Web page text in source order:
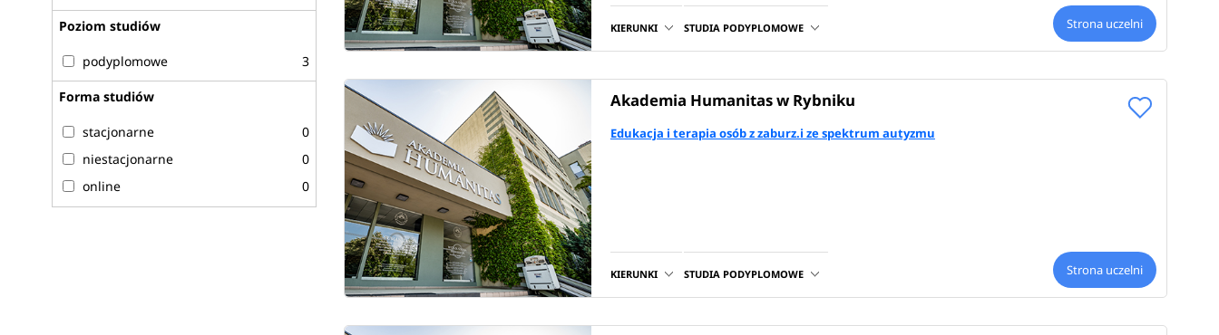
KIERUNKI STUDIA PODYPLOMOWE Strona uczelni
Akademia Humanitas w Rybniku
Edukacja i terapia osób z zaburz.i ze spektrum autyzmu
KIERUNKI STUDIA PODYPLOMOWE Strona uczelni
Poziom studiów
podyplomowe 3
Forma studiów
stacjonarne
0
niestacjonarne
0
online
0